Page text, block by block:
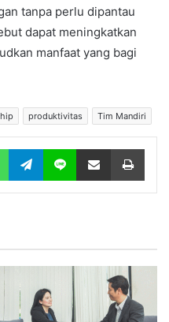
tanpa perlu dipantau
dapat meningkatkan
manfaat yang bagi
produktivitas Tim Mandiri
WhatsApp Telegram Line Share via Email